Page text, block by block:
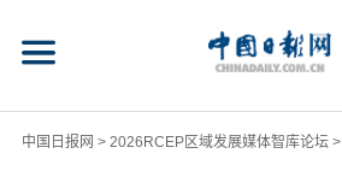
中国日报网 > 2026RCEP区域发展媒体智库论坛>